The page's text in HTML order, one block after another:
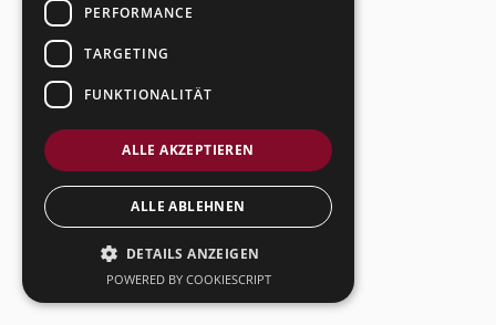
PERFORMANCE
TARGETING
FUNKTIONALITÄT
ALLE AKZEPTIEREN
ALLE ABLEHNEN
DETAILS ANZEIGEN
POWERED BY COOKIESCRIPT